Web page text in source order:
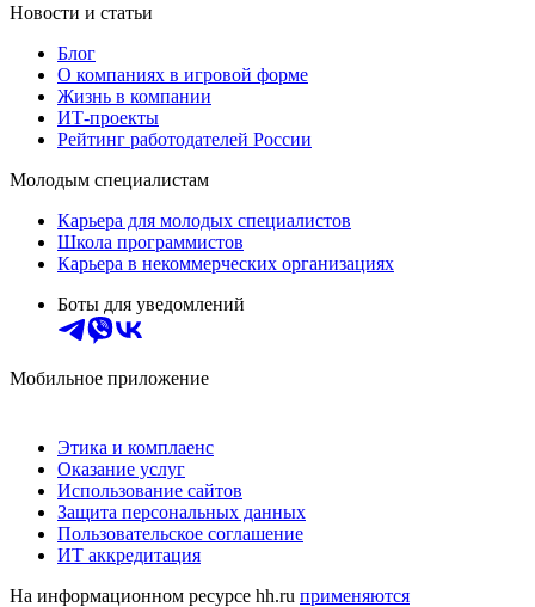
Новости и статьи
Блог
О компаниях в игровой форме
Жизнь в компании
ИТ-проекты
Рейтинг работодателей России
Молодым специалистам
Карьера для молодых специалистов
Школа программистов
Карьера в некоммерческих организациях
Боты для уведомлений
Мобильное приложение
Этика и комплаенс
Оказание услуг
Использование сайтов
Защита персональных данных
Пользовательское соглашение
ИТ аккредитация
На информационном ресурсе hh.ru применяются